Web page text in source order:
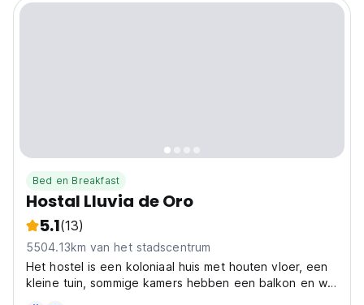
Bed en Breakfast
Hostal Lluvia de Oro
5.1(13)
5504.13km van het stadscentrum
Het hostel is een koloniaal huis met houten vloer, een
kleine tuin, sommige kamers hebben een balkon en we